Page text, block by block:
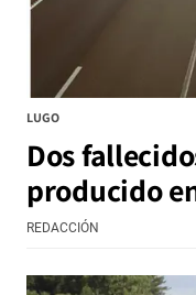
LUGO
Dos
producido
REDACCIÓN